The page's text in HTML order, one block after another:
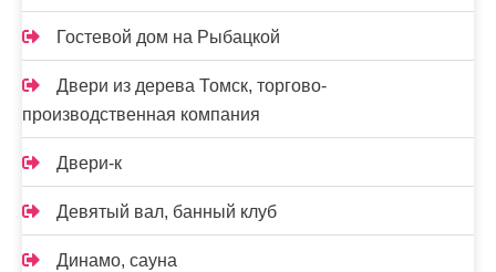
Гостевой дом на Рыбацкой
Двери из дерева Томск, торгово-
производственная компания
Двери-к
Девятый вал, банный клуб
Динамо, сауна